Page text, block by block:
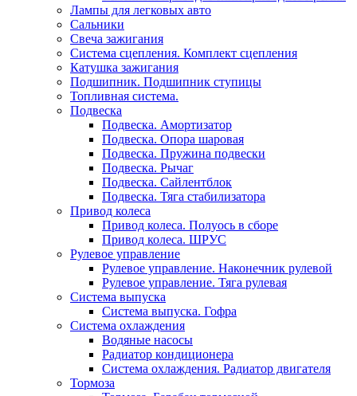
Лампы для легковых авто
Сальники
Свеча зажигания
Система сцепления. Комплект сцепления
Катушка зажигания
Подшипник. Подшипник ступицы
Топливная система.
Подвеска
Подвеска. Амортизатор
Подвеска. Опора шаровая
Подвеска. Пружина подвески
Подвеска. Рычаг
Подвеска. Сайлентблок
Подвеска. Тяга стабилизатора
Привод колеса
Привод колеса. Полуось в сборе
Привод колеса. ШРУС
Рулевое управление
Рулевое управление. Наконечник рулевой
Рулевое управление. Тяга рулевая
Система выпуска
Система выпуска. Гофра
Система охлаждения
Водяные насосы
Радиатор кондиционера
Система охлаждения. Радиатор двигателя
Тормоза